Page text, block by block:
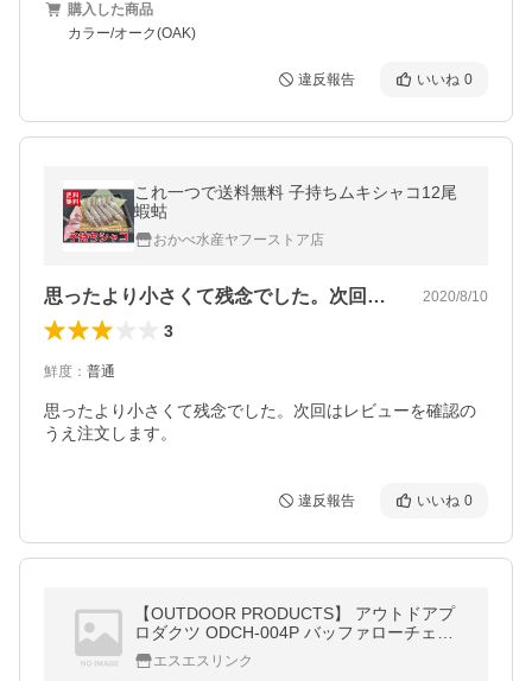
購入した商品
カラー/オーク(OAK)
違反報告 いいね 0
これ一つで送料無料 子持ちムキシャコ12尾
蝦蛄
おかべ水産ヤフーストア店
思ったより小さくて残念でした。次回はレ… 2020/8/10
3
鮮度 ： 普通
思ったより小さくて残念でした。次回はレビューを確認の
うえ注文します。
違反報告 いいね 0
【OUTDOOR PRODUCTS】 アウトドアプ
ロダクツ ODCH-004P バッファローチェッ
ク ロール ボストン バッグ 円高還元 セ
ールエスエスリンク